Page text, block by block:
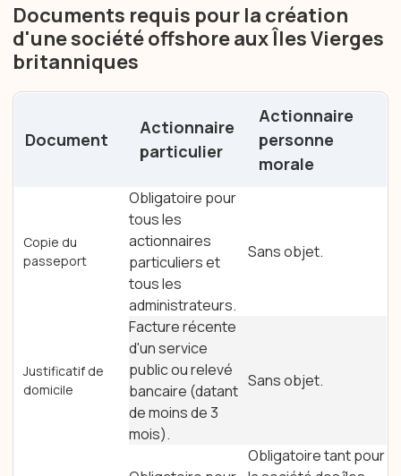
Documents requis pour la création
d'une société offshore aux Îles Vierges
britanniques
Documents requis pour les actionnaires particuliers et
Document
Actionnaire
particulier
Actionnaire
personne
morale
Copie du
passeport
Obligatoire pour
tous les
actionnaires
particuliers et
tous les
administrateurs.
Sans objet.
Justificatif de
domicile
Facture récente
d'un service
public ou relevé
bancaire (datant
de moins de 3
mois).
Sans objet.
Obligatoire tant pour